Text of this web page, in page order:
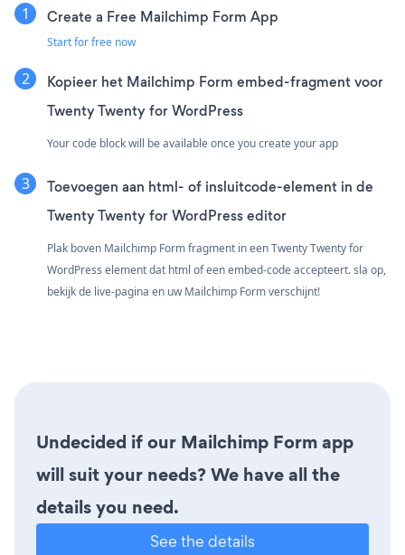
Create a Free Mailchimp Form App
Start for free now
Kopieer het Mailchimp Form embed-fragment voor
Twenty Twenty for WordPress
Your code block will be available once you create your app
Toevoegen aan html- of insluitcode-element in de
Twenty Twenty for WordPress editor
Plak boven Mailchimp Form fragment in een Twenty Twenty for
WordPress element dat html of een embed-code accepteert. sla op,
bekijk de live-pagina en uw Mailchimp Form verschijnt!
Undecided if our Mailchimp Form app
will suit your needs? We have all the
details you need.
See the details